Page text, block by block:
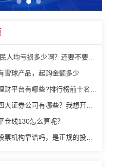
1
雪球产品，起购金额多少
仓线130怎么算呢？